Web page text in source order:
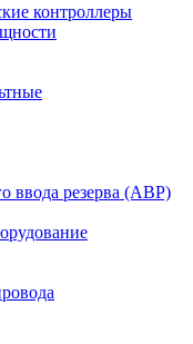
контроллеры
ввода резерва (АВР)